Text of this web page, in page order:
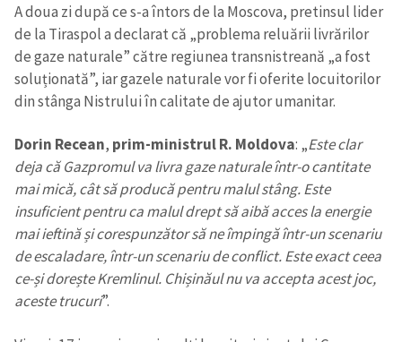
A doua zi după ce s-a întors de la Moscova, pretinsul lider
de la Tiraspol a declarat că „problema reluării livrărilor
de gaze naturale” către regiunea transnistreană „a fost
soluționată”, iar gazele naturale vor fi oferite locuitorilor
din stânga Nistrului în calitate de ajutor umanitar.
Dorin Recean, prim-ministrul R. Moldova: „Este clar
deja că Gazpromul va livra gaze naturale într-o cantitate
mai mică, cât să producă pentru malul stâng. Este
insuficient pentru ca malul drept să aibă acces la energie
mai ieftină și corespunzător să ne împingă într-un scenariu
de escaladare, într-un scenariu de conflict. Este exact ceea
ce-și dorește Kremlinul. Chișinăul nu va accepta acest joc,
aceste trucuri”.